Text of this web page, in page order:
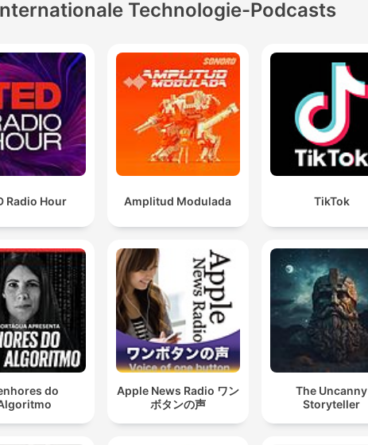
Technologie-Podcasts
Radio Hour Amplitud Modulada TikTok
do
Apple News Radio ワン
ボタンの声
The Uncanny
Storyteller